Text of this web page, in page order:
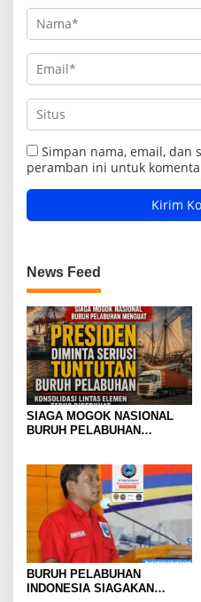
Simpan nama, email, dan
peramban ini untuk
News Feed
SIAGA MOGOK NASIONAL
BURUH PELABUHAN
BURUH PELABUHAN,
KONSOLIDASI LINTAS
ELEMEN DEWAN BURUH
PELABUHAN INDONESIA
TERUS DIPERKUAT
BURUH PELABUHAN
INDONESIA SIAGAKAN